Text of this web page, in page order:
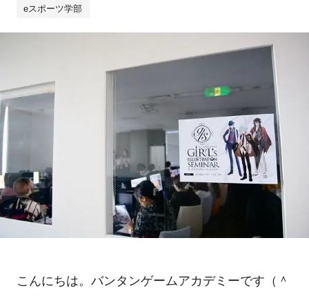
eスポーツ学部
こんにちは。バンタンゲームアカデミーです（＾